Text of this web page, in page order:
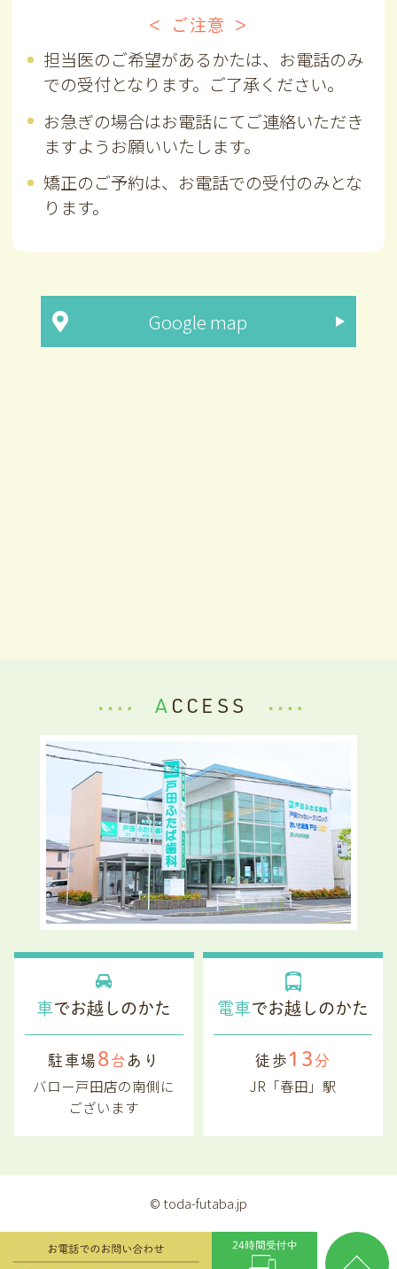
＜ ご注意 ＞
担当医のご希望があるかたは、お電話のみ
での受付となります。ご了承ください。
お急ぎの場合はお電話にてご連絡いただき
ますようお願いいたします。
矯正のご予約は、お電話での受付のみとな
ります。
Google map
ACCESS
車でお越しのかた
駐車場 8台 あり
バロー戸田店の南側に
ございます
電車でお越しのかた
徒歩 13 分
JR「春田」駅
© toda-futaba.jp